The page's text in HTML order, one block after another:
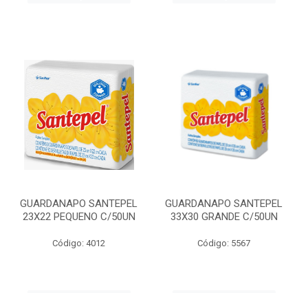
GUARDANAPO SANTEPEL
23X22 PEQUENO C/50UN
Código: 4012
GUARDANAPO SANTEPEL
33X30 GRANDE C/50UN
Código: 5567